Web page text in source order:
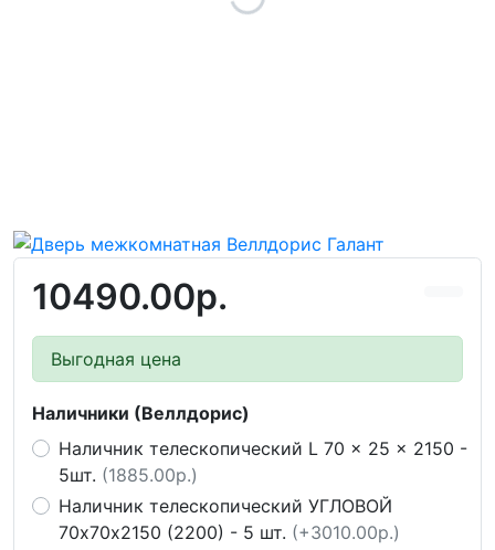
10490.00р.
Выгодная цена
Наличники (Веллдорис)
Наличник телескопический L 70 x 25 x 2150 -
5шт. (1885.00р.)
Наличник телескопический УГЛОВОЙ
70х70х2150 (2200) - 5 шт. (+3010.00р.)